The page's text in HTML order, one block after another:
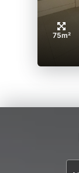
75m²